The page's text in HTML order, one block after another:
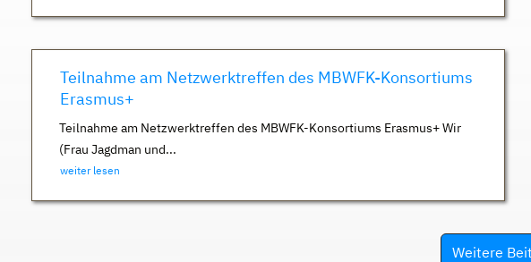
Teilnahme am Netzwerktreffen des MBWFK-Konsortiums
Erasmus+
Teilnahme am Netzwerktreffen des MBWFK-Konsortiums Erasmus+ Wir
(Frau Jagdman und...
weiter lesen
Weitere